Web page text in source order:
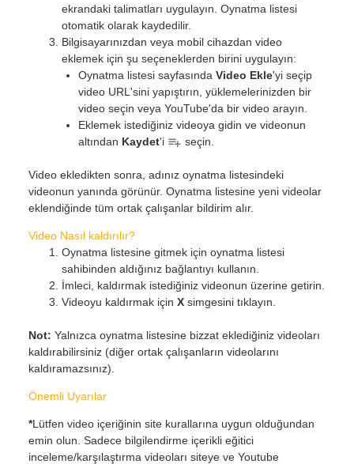
ekrandaki talimatları uygulayın. Oynatma listesi
otomatik olarak kaydedilir.
Bilgisayarınızdan veya mobil cihazdan video
eklemek için şu seçeneklerden birini uygulayın:
Oynatma listesi sayfasında Video Ekle'yi seçip
video URL'sini yapıştırın, yüklemelerinizden bir
video seçin veya YouTube'da bir video arayın.
Eklemek istediğiniz videoya gidin ve videonun
altından Kaydet'i seçin.
Video ekledikten sonra, adınız oynatma listesindeki
videonun yanında görünür. Oynatma listesine yeni videolar
eklendiğinde tüm ortak çalışanlar bildirim alır.
Video Nasıl kaldırılır?
Oynatma listesine gitmek için oynatma listesi
sahibinden aldığınız bağlantıyı kullanın.
İmleci, kaldırmak istediğiniz videonun üzerine getirin.
Videoyu kaldırmak için Xsimgesini tıklayın.
Not: Yalnızca oynatma listesine bizzat eklediğiniz videoları
kaldırabilirsiniz (diğer ortak çalışanların videolarını
kaldıramazsınız).
Önemli Uyarılar
*Lütfen video içeriğinin site kurallarına uygun olduğundan
emin olun. Sadece bilgilendirme içerikli eğitici
inceleme/karşılaştırma videoları siteye ve Youtube